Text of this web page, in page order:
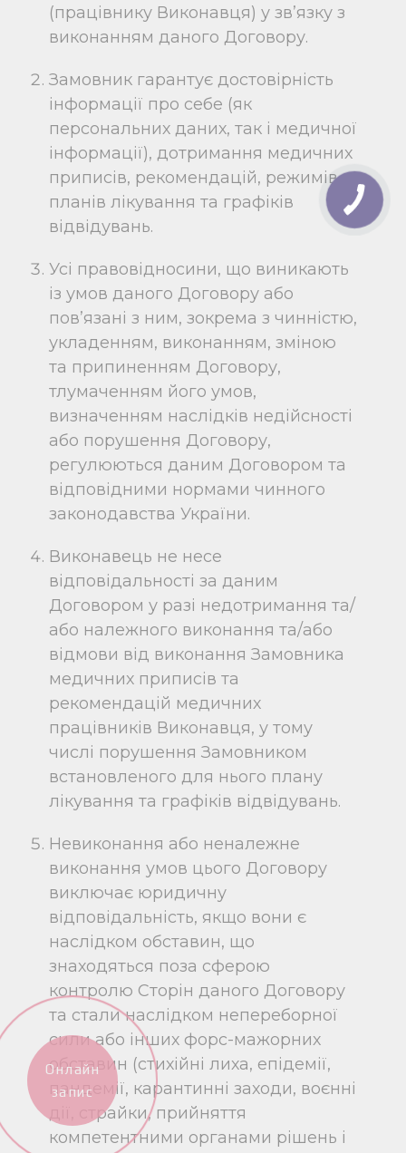
(працівнику Виконавця) у зв’язку з
виконанням даного Договору.
Замовник гарантує достовірність
інформації про себе (як
персональних даних, так і медичної
інформації), дотримання медичних
приписів, рекомендацій, режимів,
планів лікування та графіків
відвідувань.
Усі правовідносини, що виникають
із умов даного Договору або
пов’язані з ним, зокрема з чинністю,
укладенням, виконанням, зміною
та припиненням Договору,
тлумаченням його умов,
визначенням наслідків недійсності
або порушення Договору,
регулюються даним Договором та
відповідними нормами чинного
законодавства України.
Виконавець не несе
відповідальності за даним
Договором у разі недотримання та/
або належного виконання та/або
відмови від виконання Замовника
медичних приписів та
рекомендацій медичних
працівників Виконавця, у тому
числі порушення Замовником
встановленого для нього плану
лікування та графіків відвідувань.
Невиконання або неналежне
виконання умов цього Договору
виключає юридичну
відповідальність, якщо вони є
наслідком обставин, що
знаходяться поза сферою
контролю Сторін даного Договору
та стали наслідком непереборної
сили або інших форс-мажорних
обставин (стихійні лиха, епідемії,
пандемії, карантинні заходи, воєнні
дії, страйки, прийняття
компетентними органами рішень і
Онлайн
запис